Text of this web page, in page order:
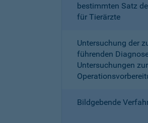
bestimmten Satz
für Tierärzte
Untersuchung der
führenden
Untersuchungen zur
Bildgebende